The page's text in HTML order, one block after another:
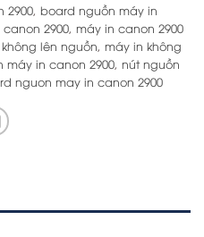
2900, board nguồn máy in
2900, máy in canon 2900
lên nguồn, máy in không
máy in canon 2900, nút nguồn
nguon may in canon 2900